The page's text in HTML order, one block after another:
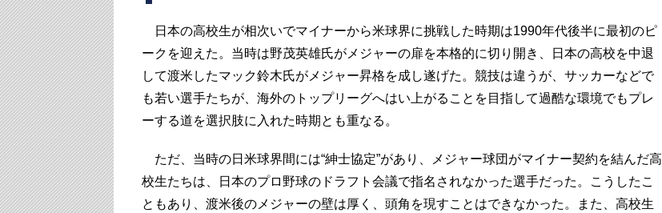
日本の高校生が相次いでマイナーから米球界に挑戦した時期は1990年代後半に最初のピ
ークを迎えた。当時は野茂英雄氏がメジャーの扉を本格的に切り開き、日本の高校を中退
して渡米したマック鈴木氏がメジャー昇格を成し遂げた。競技は違うが、サッカーなどで
も若い選手たちが、海外のトップリーグへはい上がることを目指して過酷な環境でもプレ
ーする道を選択肢に入れた時期とも重なる。
ただ、当時の日米球界間には“紳士協定”があり、メジャー球団がマイナー契約を結んだ高
校生たちは、日本のプロ野球のドラフト会議で指名されなかった選手だった。こうしたこ
ともあり、渡米後のメジャーの壁は厚く、頭角を現すことはできなかった。また、高校生